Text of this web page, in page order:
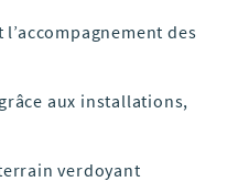
des
aux installations,
verdoyant